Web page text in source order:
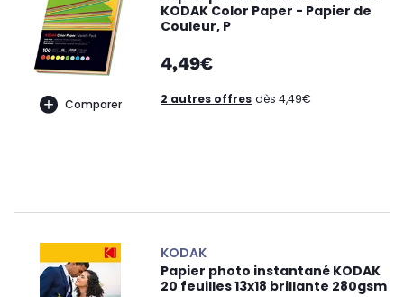
Comparer
KODAK Color Paper - Papier de
Couleur, P
4,49€
2 autres offres dès 4,49€
KODAK
Papier photo instantané KODAK
20 feuilles 13x18 brillante 280gsm